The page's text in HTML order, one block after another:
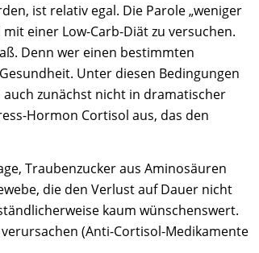
ist relativ egal. Die Parole „weniger
einer Low-Carb-Diät zu versuchen.
Denn wer einen bestimmten
Unter diesen Bedingungen
auch zunächst nicht in dramatischer
Hormon Cortisol aus, das den
Traubenzucker aus Aminosäuren
die den Verlust auf Dauer nicht
kaum wünschenswert.
(Anti-Cortisol-Medikamente